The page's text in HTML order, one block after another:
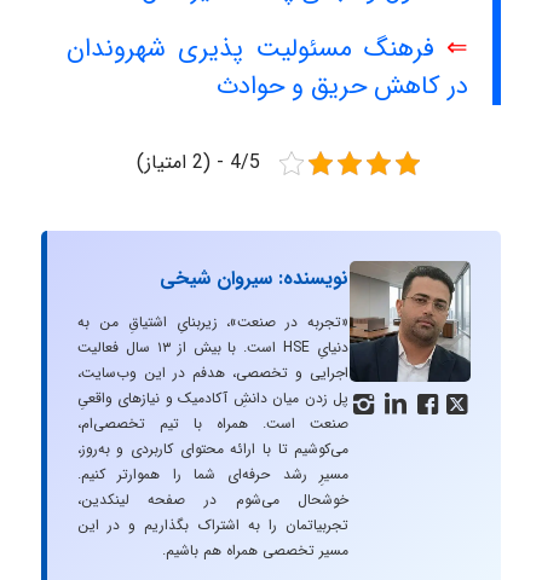
⇐ فرهنگ مسئولیت پذیری شهروندان
در کاهش حریق و حوادث
4/5 - (2 امتیاز)
   
نویسنده: سیروان شیخی
«تجربه در صنعت»، زیربنایِ اشتیاقِ من به
دنیایِ HSE است. با بیش از ۱۳ سال فعالیت
اجرایی و تخصصی، هدفم در این وب‌سایت،
پل زدن میان دانشِ آکادمیک و نیازهای واقعیِ
صنعت است. همراه با تیم تخصصی‌ام،
می‌کوشیم تا با ارائه محتوای کاربردی و به‌روز،
مسیرِ رشد حرفه‌ای شما را هموارتر کنیم.
خوشحال می‌شوم در صفحه لینکدین،
تجربیاتمان را به اشتراک بگذاریم و در این
مسیر تخصصی همراه هم باشیم.